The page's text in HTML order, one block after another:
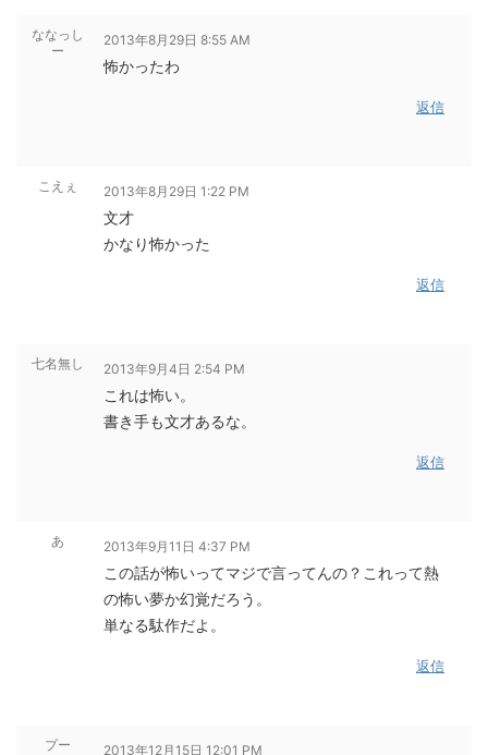
ななっし
ー
2013年8月29日 8:55 AM
怖かったわ
返信
こえぇ 2013年8月29日 1:22 PM
文才
かなり怖かった
返信
七名無し 2013年9月4日 2:54 PM
これは怖い。
書き手も文才あるな。
返信
あ 2013年9月11日 4:37 PM
この話が怖いってマジで言ってんの？これって熱
の怖い夢か幻覚だろう。
単なる駄作だよ。
返信
プー 2013年12月15日 12:01 PM